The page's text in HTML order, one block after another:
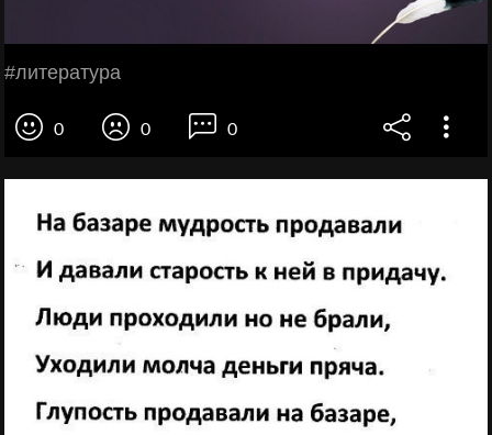
#литература
0 0 0